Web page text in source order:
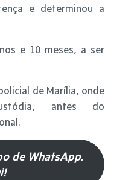
e determinou a
e 10 meses, a ser
de Marília, onde
antes do
de WhatsApp.